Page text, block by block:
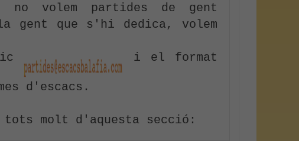
no volem partides de gent
gent que s'hi dedica, volem
i el format
d'escacs.
tots molt d'aquesta secció: